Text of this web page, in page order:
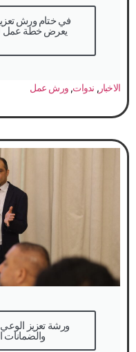
في ختام ورش تعزيز
يعرض خطة عمل
الاخبار, ندوات,ورش عمل
والضمانات